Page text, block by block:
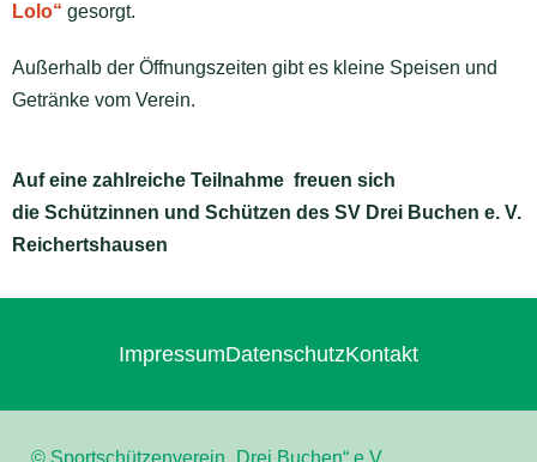
Lolo“ gesorgt.
Außerhalb der Öffnungszeiten gibt es kleine Speisen und
Getränke vom Verein.
Auf eine zahlreiche Teilnahme freuen sich
die Schützinnen und Schützen des SV Drei Buchen e. V.
Reichertshausen
ImpressumDatenschutzKontakt
© Sportschützenverein „Drei Buchen“ e.V.